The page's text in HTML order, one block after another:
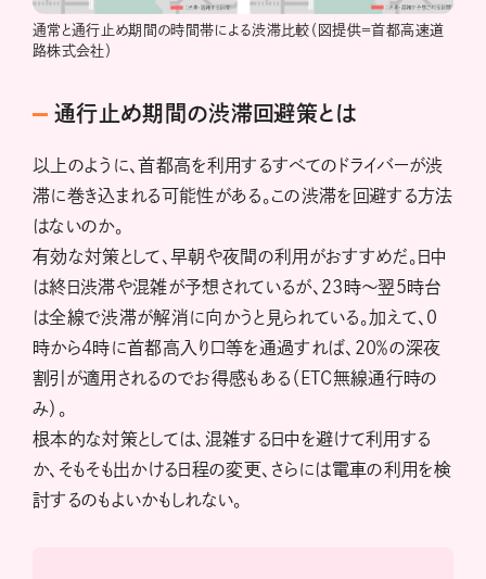
通常と通行止め期間の時間帯による渋滞比較（図提供＝首都高速道
路株式会社）
通行止め期間の渋滞回避策とは
以上のように、首都高を利用するすべてのドライバーが渋
滞に巻き込まれる可能性がある。この渋滞を回避する方法
はないのか。
有効な対策として、早朝や夜間の利用がおすすめだ。日中
は終日渋滞や混雑が予想されているが、23時～翌5時台
は全線で渋滞が解消に向かうと見られている。加えて、0
時から4時に首都高入り口等を通過すれば、20％の深夜
割引が適用されるのでお得感もある（ETC無線通行時の
み）。
根本的な対策としては、混雑する日中を避けて利用する
か、そもそも出かける日程の変更、さらには電車の利用を検
討するのもよいかもしれない。